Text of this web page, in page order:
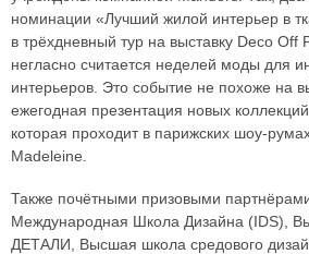
номинации «Лучший жилой интерьер в
в трёхдневный тур на выставку Deco Off
негласно считается неделей моды для
интерьеров. Это событие не похоже на
ежегодная презентация новых
которая проходит в парижских шоу-
Madeleine.
Также почётными призовыми
Международная Школа Дизайна (IDS),
ДЕТАЛИ, Высшая школа средового